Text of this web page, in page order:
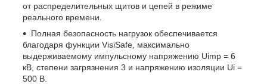
от распределительных щитов и цепей в режиме
реального времени.
Полная безопасность нагрузок обеспечивается
благодаря функции VisiSafe, максимально
выдерживаемому импульсному напряжению Uimp = 6
кВ, степени загрязнения 3 и напряжению изоляции Ui =
500 В.